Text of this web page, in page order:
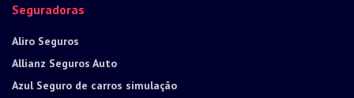
Seguradoras
Aliro Seguros
Allianz Seguros Auto
Azul Seguro de carros simulação